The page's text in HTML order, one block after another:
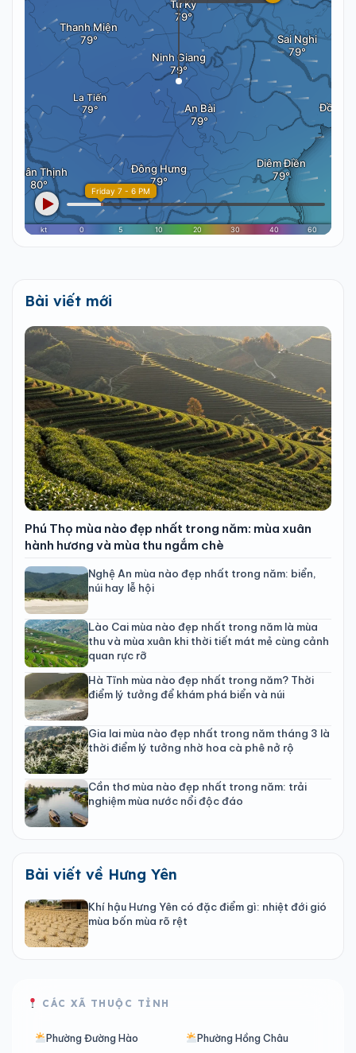
Bài viết mới
Phú Thọ mùa nào đẹp nhất trong năm: mùa xuân
hành hương và mùa thu ngắm chè
Nghệ An mùa nào đẹp nhất trong năm: biển,
núi hay lễ hội
Lào Cai mùa nào đẹp nhất trong năm là mùa
thu và mùa xuân khi thời tiết mát mẻ cùng cảnh
quan rực rỡ
Hà Tĩnh mùa nào đẹp nhất trong năm? Thời
điểm lý tưởng để khám phá biển và núi
Gia lai mùa nào đẹp nhất trong năm tháng 3 là
thời điểm lý tưởng nhờ hoa cà phê nở rộ
Cần thơ mùa nào đẹp nhất trong năm: trải
nghiệm mùa nước nổi độc đáo
Bài viết về Hưng Yên
Khí hậu Hưng Yên có đặc điểm gì: nhiệt đới gió
mùa bốn mùa rõ rệt
CÁC XÃ THUỘC TỈNH
Phường Đường Hào Phường Hồng Châu